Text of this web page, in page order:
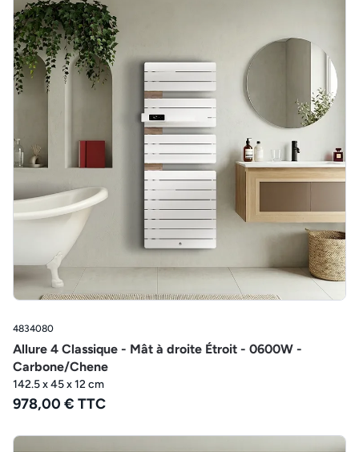
4834080
Allure 4 Classique - Mât à droite Étroit - 0600W -
Carbone/Chene
142.5 x 45 x 12 cm
978,00 € TTC